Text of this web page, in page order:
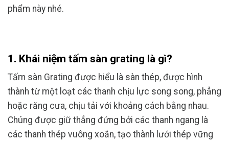
phẩm này nhé.
1. Khái niệm tấm sàn grating là gì?
Tấm sàn Grating được hiểu là sàn thép, được hình
thành từ một loạt các thanh chịu lực song song, phẳng
hoặc răng cưa, chịu tải với khoảng cách bằng nhau.
Chúng được giữ thẳng đứng bởi các thanh ngang là
các thanh thép vuông xoắn, tạo thành lưới thép vững